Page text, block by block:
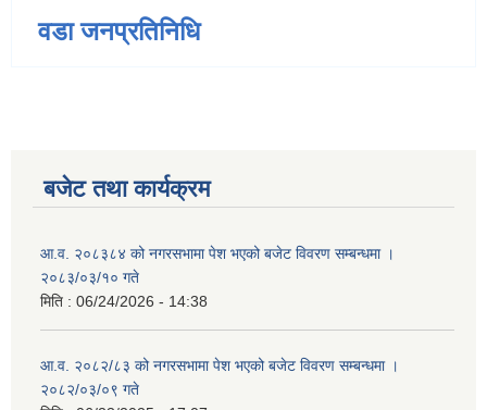
वडा जनप्रतिनिधि
बजेट तथा कार्यक्रम
आ.व. २०८३८४ को नगरसभामा पेश भएको बजेट विवरण सम्बन्धमा ।
२०८३/०३/१० गते
मिति : 06/24/2026 - 14:38
आ.व. २०८२/८३ को नगरसभामा पेश भएको बजेट विवरण सम्बन्धमा ।
२०८२/०३/०९ गते